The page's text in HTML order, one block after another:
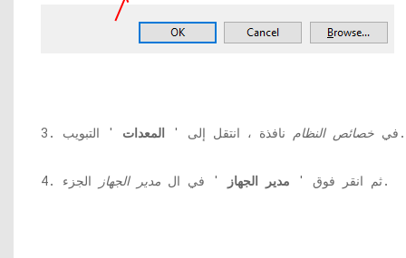
3. في خصائص النظام نافذة ، انتقل إلى ' المعدات ' التبويب.
4. ثم انقر فوق ' مدير الجهاز ' في ال مدير الجهاز الجزء.